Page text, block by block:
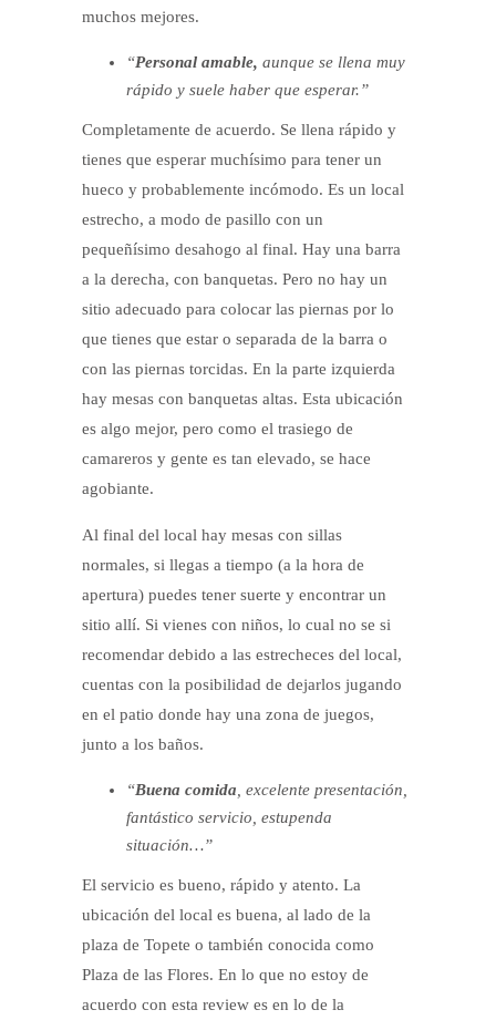
muchos mejores.
“Personal amable, aunque se llena muy
rápido y suele haber que esperar.”
Completamente de acuerdo. Se llena rápido y
tienes que esperar muchísimo para tener un
hueco y probablemente incómodo. Es un local
estrecho, a modo de pasillo con un
pequeñísimo desahogo al final. Hay una barra
a la derecha, con banquetas. Pero no hay un
sitio adecuado para colocar las piernas por lo
que tienes que estar o separada de la barra o
con las piernas torcidas. En la parte izquierda
hay mesas con banquetas altas. Esta ubicación
es algo mejor, pero como el trasiego de
camareros y gente es tan elevado, se hace
agobiante.
Al final del local hay mesas con sillas
normales, si llegas a tiempo (a la hora de
apertura) puedes tener suerte y encontrar un
sitio allí. Si vienes con niños, lo cual no se si
recomendar debido a las estrecheces del local,
cuentas con la posibilidad de dejarlos jugando
en el patio donde hay una zona de juegos,
junto a los baños.
“Buena comida , excelente presentación,
fantástico servicio, estupenda
situación…”
El servicio es bueno, rápido y atento. La
ubicación del local es buena, al lado de la
plaza de Topete o también conocida como
Plaza de las Flores. En lo que no estoy de
acuerdo con esta review es en lo de la